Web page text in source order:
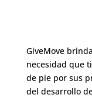
GiveMove
necesidad que
de pie por sus
del desarrollo